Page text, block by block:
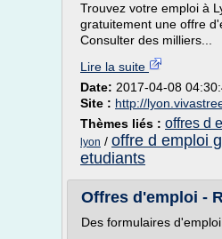
Trouvez votre emploi à
gratuitement une offre
Consulter des milliers...
Lire la suite
Date: 2017-04-08
Site : http://
Thèmes liés : offres d
lyon / offre d emploi
etudiants
Offres d'emploi -
Des formulaires d'emploi